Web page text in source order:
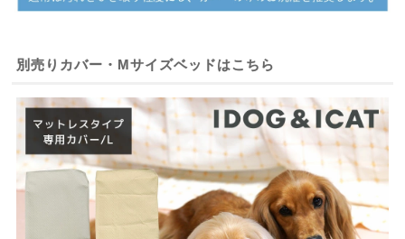
別売りカバー・Mサイズベッドはこちら